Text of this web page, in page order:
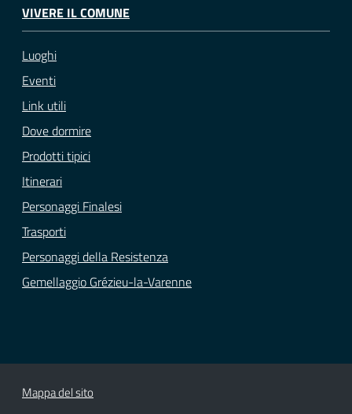
VIVERE IL COMUNE
Luoghi
Eventi
Link utili
Dove dormire
Prodotti tipici
Itinerari
Personaggi Finalesi
Trasporti
Personaggi della Resistenza
Gemellaggio Grézieu-la-Varenne
Mappa del sito